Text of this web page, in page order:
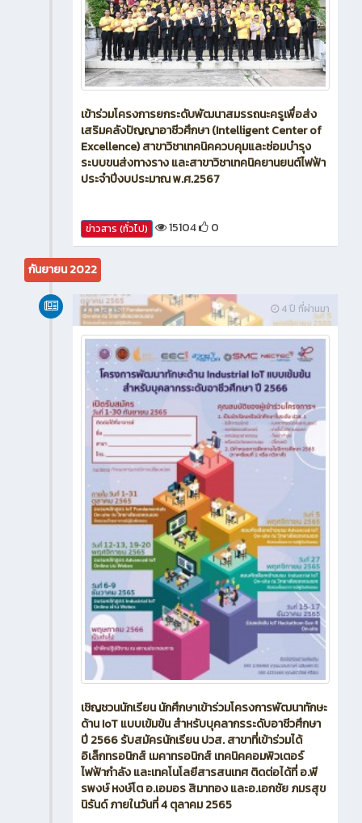
เข้าร่วมโครงการยกระดับพัฒนาสมรรถนะครูเพื่อส่ง
เสริมคลังปัญญาอาชีวศึกษา (Intelligent Center of
Excellence) สาขาวิชาเทคนิคควบคุมและซ่อมบำรุง
ระบบขนส่งทางราง และสาขาวิชาเทคนิคยานยนต์ไฟฟ้า
ประจำปีงบประมาณ พ.ศ.2567
ข่าวสาร (ทั่วไป) 15104 0
กันยายน 2022
4 ปี ที่ผ่านมา
ข่าวสาร
เชิญชวนนักเรียน นักศึกษาเข้าร่วมโครงการพัฒนาทักษะ
ด้าน IoT แบบเข้มข้น สำหรับบุคลากรระดับอาชีวศึกษา
ปี 2566 รับสมัครนักเรียน ปวส. สาขาที่เข้าร่วมได้
อิเล็กทรอนิกส์ เมคาทรอนิกส์ เทคนิคคอมพิวเตอร์
ไฟฟ้ากำลัง และเทคโนโลยีสารสนเทศ ติดต่อได้ที่ อ.พี
รพงษ์ หงษ์โต อ.เอมอร สิมาทอง และอ.เอกชัย ภมรสุข
นิรันด์ ภายในวันที่ 4 ตุลาคม 2565